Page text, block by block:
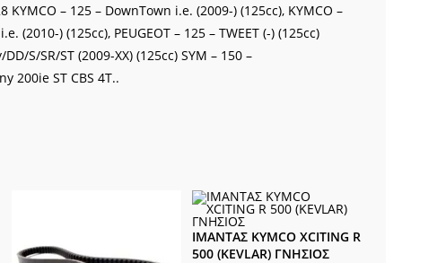
– 125 – DownTown i.e. (2009-) (125cc), KYMCO –
(2010-) (125cc), PEUGEOT – 125 – TWEET (-) (125cc)
S/SR/ST (2009-XX) (125cc) SYM – 150 –
200ie ST CBS 4T..
ΙΜΑΝΤΑΣ KYMCO XCITING R
500 (KEVLAR) ΓΝΗΣΙΟΣ